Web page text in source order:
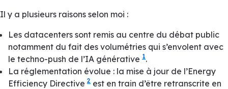
Il y a plusieurs raisons selon moi :
Les datacenters sont remis au centre du débat public
notamment du fait des volumétries qui s’envolent avec
le techno-push de l’IA générative 1.
La réglementation évolue : la mise à jour de l’Energy
Efficiency Directive 2 est en train d’être retranscrite en